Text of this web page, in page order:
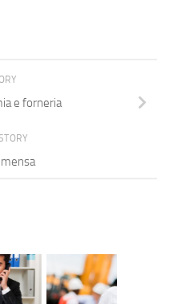
e forneria